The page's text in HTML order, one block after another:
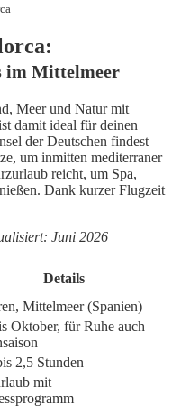
im Mittelmeer
Meer und Natur mit
damit ideal für deinen
der Deutschen findest
um inmitten mediterraner
reicht, um Spa,
Dank kurzer Flugzeit
Juni 2026
Details
Mittelmeer (Spanien)
Oktober, für Ruhe auch
2,5 Stunden
mit